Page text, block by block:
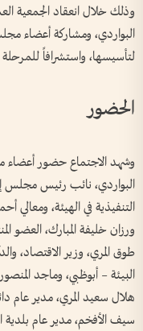
وذلك خلال انعقاد الجمعية
البواردي، ومشاركة أعضاء
لتأسيسها، واستشرافاً
الحضور
وشهد الاجتماع حضور أعضاء
البواردي، نائب رئيس مجلس
التنفيذية في الهيئة، ومعالي
ورزان خليفة المبارك، العضو
طوق المري، وزير الاقتصاد،
البيئة – أبوظبي، وماجد
هلال سعيد المري، مدير عام
سيف الأفخم، مدير عام